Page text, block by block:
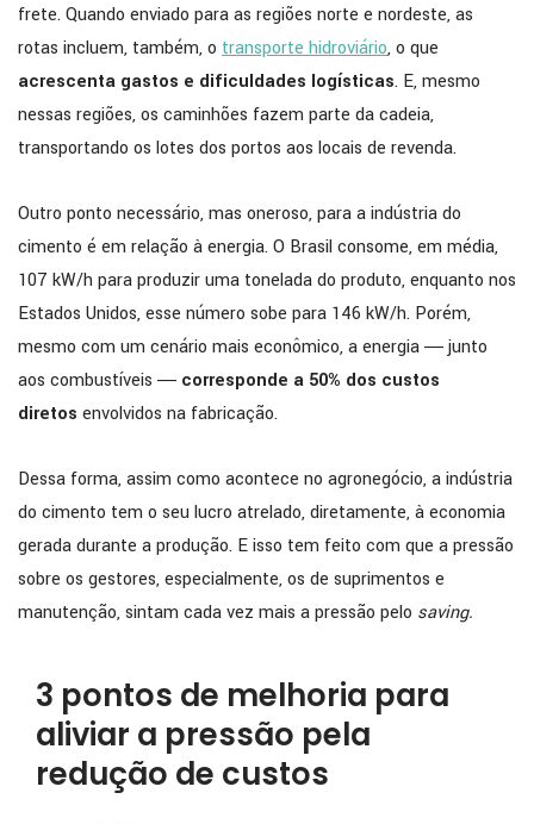
frete. Quando enviado para as regiões norte e nordeste, as
rotas incluem, também, o transporte hidroviário, o que
acrescenta gastos e dificuldades logísticas. E, mesmo
nessas regiões, os caminhões fazem parte da cadeia,
transportando os lotes dos portos aos locais de revenda.
Outro ponto necessário, mas oneroso, para a indústria do
cimento é em relação à energia. O Brasil consome, em média,
107 kW/h para produzir uma tonelada do produto, enquanto nos
Estados Unidos, esse número sobe para 146 kW/h. Porém,
mesmo com um cenário mais econômico, a energia ― junto
aos combustíveis ― corresponde a 50% dos custos
diretos envolvidos na fabricação.
Dessa forma, assim como acontece no agronegócio, a indústria
do cimento tem o seu lucro atrelado, diretamente, à economia
gerada durante a produção. E isso tem feito com que a pressão
sobre os gestores, especialmente, os de suprimentos e
manutenção, sintam cada vez mais a pressão pelo saving.
3 pontos de melhoria para
aliviar a pressão pela
redução de custos